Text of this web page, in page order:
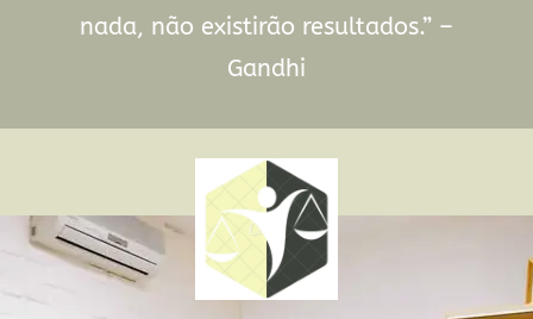
nada, não existirão resultados.” –
Gandhi